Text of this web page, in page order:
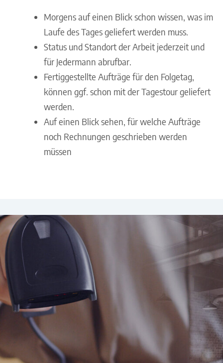
Morgens auf einen Blick schon wissen, was im
Laufe des Tages geliefert werden muss.
Status und Standort der Arbeit jederzeit und
für Jedermann abrufbar.
Fertiggestellte Aufträge für den Folgetag,
können ggf. schon mit der Tagestour geliefert
werden.
Auf einen Blick sehen, für welche Aufträge
noch Rechnungen geschrieben werden
müssen